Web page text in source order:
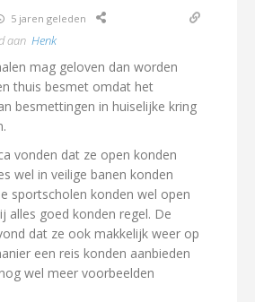
5 jaren geleden
aan Henk
mag geloven dan worden
thuis besmet omdat het
besmettingen in huiselijke kring
vonden dat ze open konden
wel in veilige banen konden
sportscholen konden wel open
alles goed konden regel. De
dat ze ook makkelijk weer op
een reis konden aanbieden
wel meer voorbeelden